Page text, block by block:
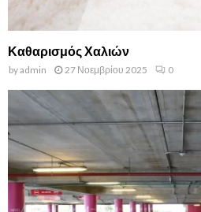
Καθαρισμός Χαλιών
byadmin 27 Νοεμβρίου 2025 0